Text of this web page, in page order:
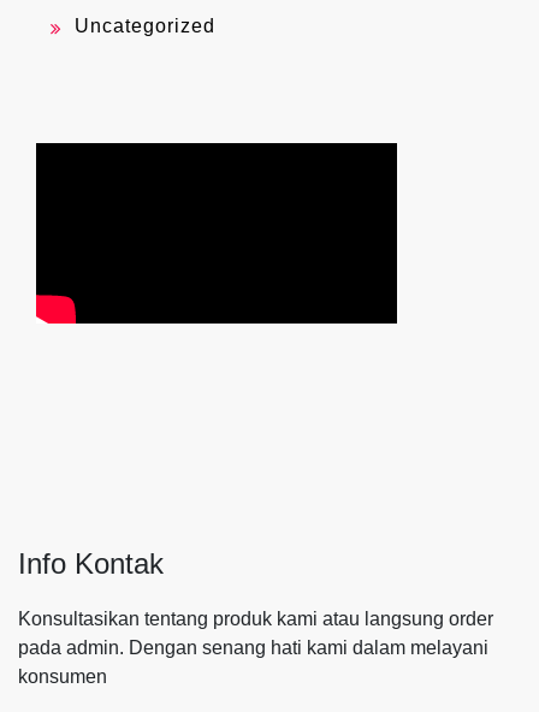
Uncategorized
Info Kontak
Konsultasikan tentang produk kami atau langsung order
pada admin. Dengan senang hati kami dalam melayani
konsumen